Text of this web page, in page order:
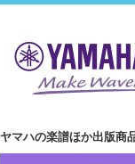
ヤマハの楽譜ほか出版商